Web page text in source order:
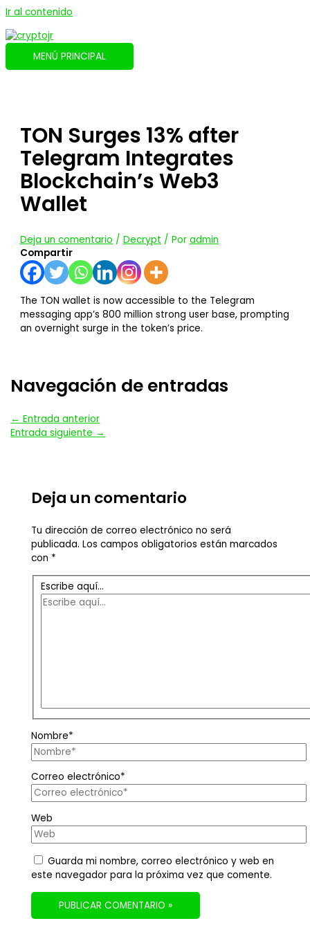
Ir al contenido
MENÚ PRINCIPAL
TON Surges 13% after
Telegram Integrates
Blockchain’s Web3
Wallet
Deja un comentario /Decrypt / Poradmin
Compartir
The TON wallet is now accessible to the Telegram
messaging app’s 800 million strong user base, prompting
an overnight surge in the token’s price.
Navegación de entradas
← Entrada anterior
Entrada siguiente →
Deja un comentario
Tu dirección de correo electrónico no será
publicada. Los campos obligatorios están marcados
con *
Escribe aquí...
Nombre*
Correo electrónico*
Web
Guarda mi nombre, correo electrónico y web en
este navegador para la próxima vez que comente.